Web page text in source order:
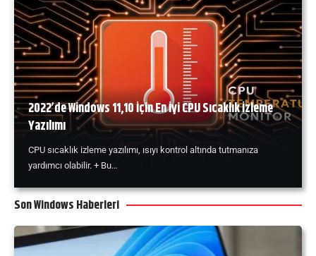
2022’de Windows 11,10 İçin En İyi CPU Sıcaklık İzleme
Yazılımı
CPU sıcaklık izleme yazılımı, ısıyı kontrol altında tutmanıza
yardımcı olabilir. + Bu…
Son Windows Haberleri